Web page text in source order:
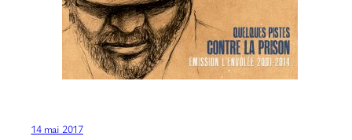
14 mai 2017